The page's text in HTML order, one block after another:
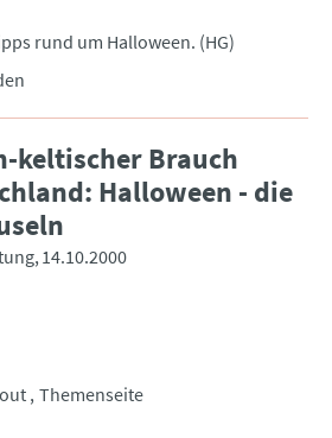
rund um Halloween. (HG)
keltischer Brauch
Halloween - die
14.10.2000
Themenseite